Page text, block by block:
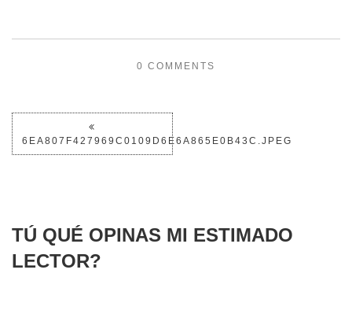
0 COMMENTS
6EA807F427969C0109D6E6A865E0B43C.JPEG
TÚ QUÉ OPINAS MI ESTIMADO
LECTOR?